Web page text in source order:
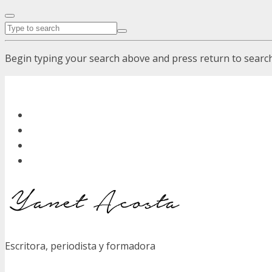
Begin typing your search above and press return to
Escritora, periodista y formadora